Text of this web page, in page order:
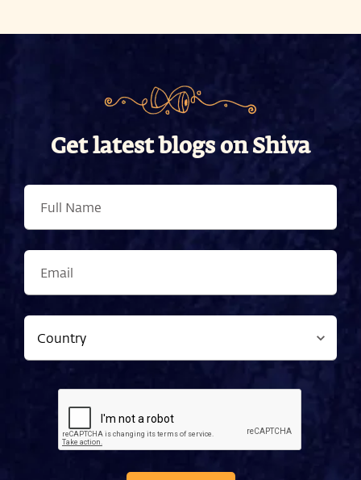
Get latest blogs on Shiva